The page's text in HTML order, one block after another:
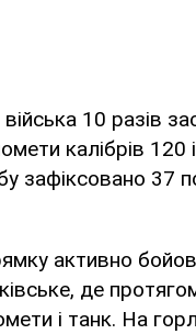
війська 10 разів
калібрів 120
зафіксовано 37
активно
де
і танк. На